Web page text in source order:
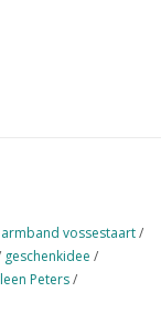
armband vossestaart/
geschenkidee /
Peters/